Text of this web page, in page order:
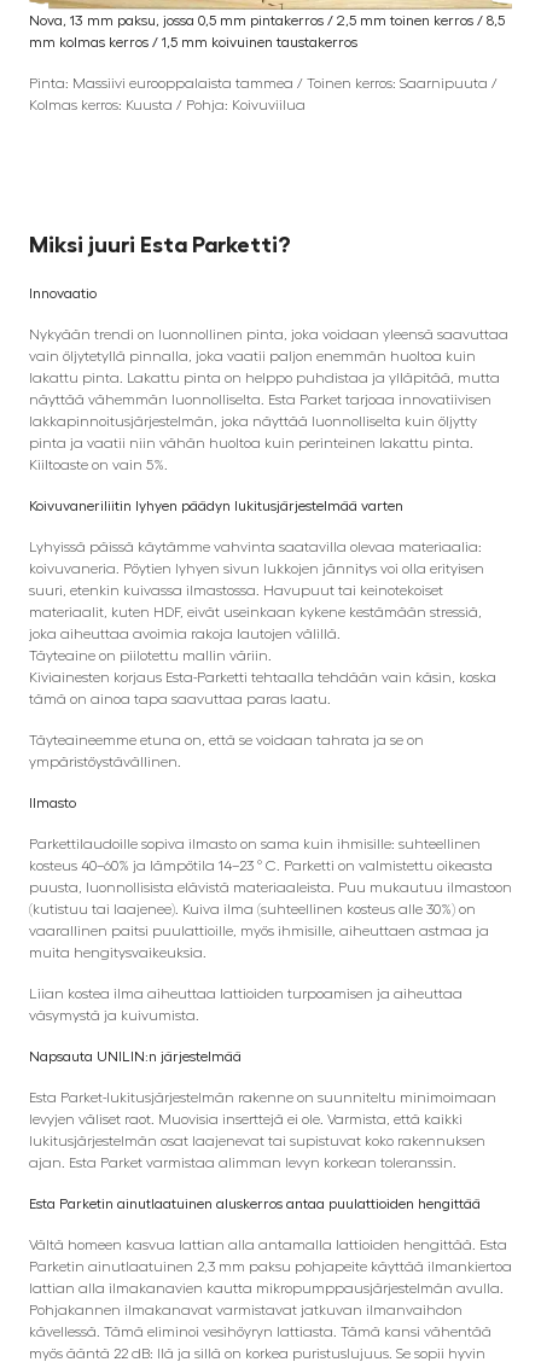
Nova, 13 mm paksu, jossa 0,5 mm pintakerros / 2,5 mm toinen kerros / 8,5
mm kolmas kerros / 1,5 mm koivuinen taustakerros
Pinta: Massiivi eurooppalaista tammea / Toinen kerros: Saarnipuuta /
Kolmas kerros: Kuusta / Pohja: Koivuviilua
Miksi juuri Esta Parketti?
Innovaatio
Nykyään trendi on luonnollinen pinta, joka voidaan yleensä saavuttaa
vain öljytetyllä pinnalla, joka vaatii paljon enemmän huoltoa kuin
lakattu pinta. Lakattu pinta on helppo puhdistaa ja ylläpitää, mutta
näyttää vähemmän luonnolliselta. Esta Parket tarjoaa innovatiivisen
lakkapinnoitusjärjestelmän, joka näyttää luonnolliselta kuin öljytty
pinta ja vaatii niin vähän huoltoa kuin perinteinen lakattu pinta.
Kiiltoaste on vain 5%.
Koivuvaneriliitin lyhyen päädyn lukitusjärjestelmää varten
Lyhyissä päissä käytämme vahvinta saatavilla olevaa materiaalia:
koivuvaneria. Pöytien lyhyen sivun lukkojen jännitys voi olla erityisen
suuri, etenkin kuivassa ilmastossa. Havupuut tai keinotekoiset
materiaalit, kuten HDF, eivät useinkaan kykene kestämään stressiä,
joka aiheuttaa avoimia rakoja lautojen välillä.
Täyteaine on piilotettu mallin väriin.
Kiviainesten korjaus Esta-Parketti tehtaalla tehdään vain käsin, koska
tämä on ainoa tapa saavuttaa paras laatu.
Täyteaineemme etuna on, että se voidaan tahrata ja se on
ympäristöystävällinen.
Ilmasto
Parkettilaudoille sopiva ilmasto on sama kuin ihmisille: suhteellinen
kosteus 40–60% ja lämpötila 14–23 ° C. Parketti on valmistettu oikeasta
puusta, luonnollisista elävistä materiaaleista. Puu mukautuu ilmastoon
(kutistuu tai laajenee). Kuiva ilma (suhteellinen kosteus alle 30%) on
vaarallinen paitsi puulattioille, myös ihmisille, aiheuttaen astmaa ja
muita hengitysvaikeuksia.
Liian kostea ilma aiheuttaa lattioiden turpoamisen ja aiheuttaa
väsymystä ja kuivumista.
Napsauta UNILIN:n järjestelmää
Esta Parket-lukitusjärjestelmän rakenne on suunniteltu minimoimaan
levyjen väliset raot. Muovisia inserttejä ei ole. Varmista, että kaikki
lukitusjärjestelmän osat laajenevat tai supistuvat koko rakennuksen
ajan. Esta Parket varmistaa alimman levyn korkean toleranssin.
Esta Parketin ainutlaatuinen aluskerros antaa puulattioiden hengittää
Vältä homeen kasvua lattian alla antamalla lattioiden hengittää. Esta
Parketin ainutlaatuinen 2,3 mm paksu pohjapeite käyttää ilmankiertoa
lattian alla ilmakanavien kautta mikropumppausjärjestelmän avulla.
Pohjakannen ilmakanavat varmistavat jatkuvan ilmanvaihdon
kävellessä. Tämä eliminoi vesihöyryn lattiasta. Tämä kansi vähentää
myös ääntä 22 dB: llä ja sillä on korkea puristuslujuus. Se sopii hyvin